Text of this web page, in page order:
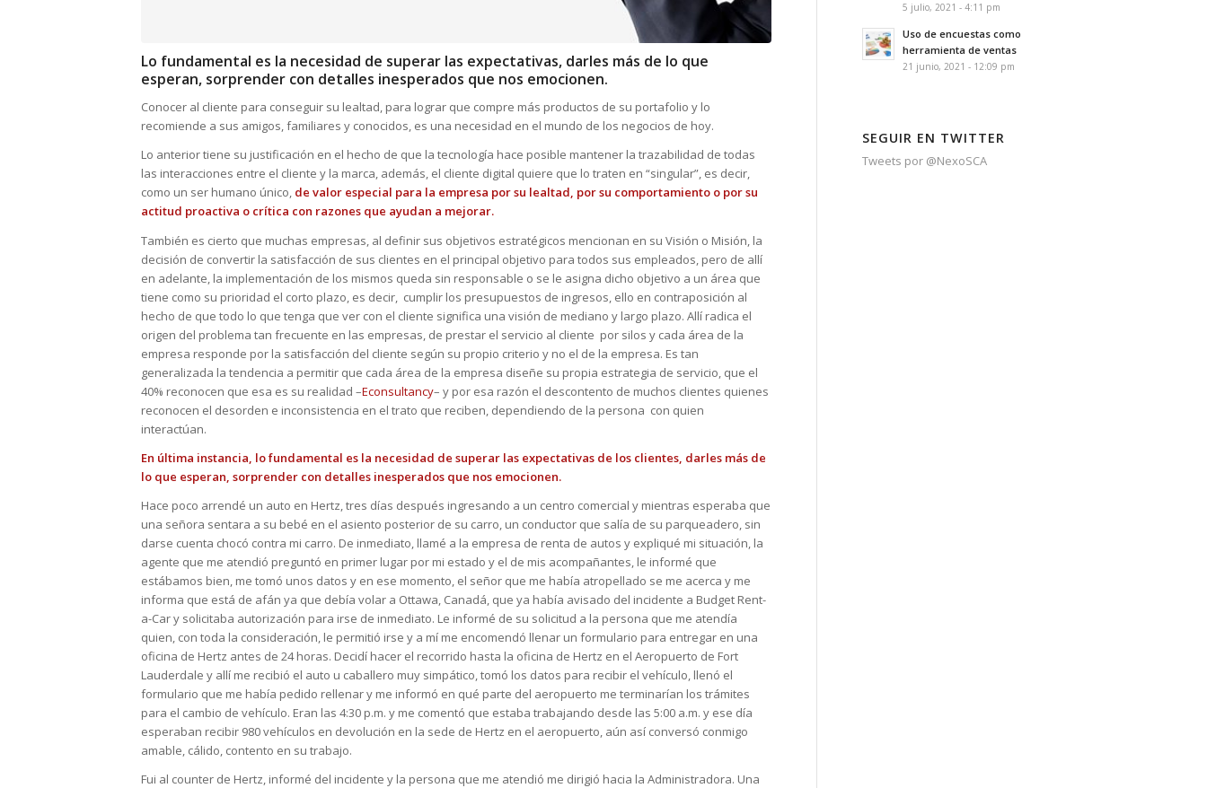
Lo fundamental es la necesidad de superar las expectativas, darles más de lo que
esperan, sorprender con detalles inesperados que nos emocionen.
Conocer al cliente para conseguir su lealtad, para lograr que compre más productos de su portafolio y lo
recomiende a sus amigos, familiares y conocidos, es una necesidad en el mundo de los negocios de hoy.
Lo anterior tiene su justificación en el hecho de que la tecnología hace posible mantener la trazabilidad de todas
las interacciones entre el cliente y la marca, además, el cliente digital quiere que lo traten en “singular”, es decir,
como un ser humano único, de valor especial para la empresa por su lealtad, por su comportamiento o por su
actitud proactiva o crítica con razones que ayudan a mejorar.
También es cierto que muchas empresas, al definir sus objetivos estratégicos mencionan en su Visión o Misión, la
decisión de convertir la satisfacción de sus clientes en el principal objetivo para todos sus empleados, pero de allí
en adelante, la implementación de los mismos queda sin responsable o se le asigna dicho objetivo a un área que
tiene como su prioridad el corto plazo, es decir, cumplir los presupuestos de ingresos, ello en contraposición al
hecho de que todo lo que tenga que ver con el cliente significa una visión de mediano y largo plazo. Allí radica el
origen del problema tan frecuente en las empresas, de prestar el servicio al cliente por silos y cada área de la
empresa responde por la satisfacción del cliente según su propio criterio y no el de la empresa. Es tan
generalizada la tendencia a permitir que cada área de la empresa diseñe su propia estrategia de servicio, que el
40% reconocen que esa es su realidad –Econsultancy– y por esa razón el descontento de muchos clientes quienes
reconocen el desorden e inconsistencia en el trato que reciben, dependiendo de la persona con quien
interactúan.
En última instancia, lo fundamental es la necesidad de superar las expectativas de los clientes, darles más de
lo que esperan, sorprender con detalles inesperados que nos emocionen.
Hace poco arrendé un auto en Hertz, tres días después ingresando a un centro comercial y mientras esperaba que
una señora sentara a su bebé en el asiento posterior de su carro, un conductor que salía de su parqueadero, sin
darse cuenta chocó contra mi carro. De inmediato, llamé a la empresa de renta de autos y expliqué mi situación, la
agente que me atendió preguntó en primer lugar por mi estado y el de mis acompañantes, le informé que
estábamos bien, me tomó unos datos y en ese momento, el señor que me había atropellado se me acerca y me
informa que está de afán ya que debía volar a Ottawa, Canadá, que ya había avisado del incidente a Budget Rent-
a-Car y solicitaba autorización para irse de inmediato. Le informé de su solicitud a la persona que me atendía
quien, con toda la consideración, le permitió irse y a mí me encomendó llenar un formulario para entregar en una
oficina de Hertz antes de 24 horas. Decidí hacer el recorrido hasta la oficina de Hertz en el Aeropuerto de Fort
Lauderdale y allí me recibió el auto u caballero muy simpático, tomó los datos para recibir el vehículo, llenó el
formulario que me había pedido rellenar y me informó en qué parte del aeropuerto me terminarían los trámites
para el cambio de vehículo. Eran las 4:30 p.m. y me comentó que estaba trabajando desde las 5:00 a.m. y ese día
esperaban recibir 980 vehículos en devolución en la sede de Hertz en el aeropuerto, aún así conversó conmigo
amable, cálido, contento en su trabajo.
Fui al counter de Hertz, informé del incidente y la persona que me atendió me dirigió hacia la Administradora. Una
5 julio, 2021 - 4:11 pm
Uso de encuestas como
herramienta de ventas
21 junio, 2021 - 12:09 pm
SEGUIR EN TWITTER
Tweets por @NexoSCA